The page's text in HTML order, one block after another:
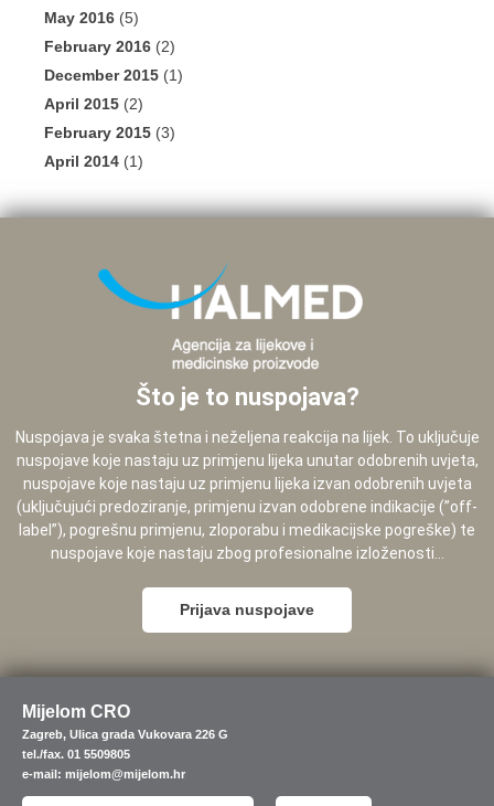
May 2016 (5)
February 2016 (2)
December 2015 (1)
April 2015 (2)
February 2015 (3)
April 2014 (1)
Što je to nuspojava?
Nuspojava je svaka štetna i neželjena reakcija na lijek. To uključuje
nuspojave koje nastaju uz primjenu lijeka unutar odobrenih uvjeta,
nuspojave koje nastaju uz primjenu lijeka izvan odobrenih uvjeta
(uključujući predoziranje, primjenu izvan odobrene indikacije (”off-
label”), pogrešnu primjenu, zloporabu i medikacijske pogreške) te
nuspojave koje nastaju zbog profesionalne izloženosti...
Prijava nuspojave
Mijelom CRO
Zagreb, Ulica grada Vukovara 226 G
tel./fax. 01 5509805
e-mail: mijelom@mijelom.hr